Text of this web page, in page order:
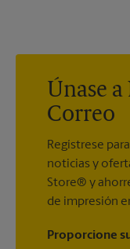
Experts®
pueden
intacta a destino.
Únase
Correo
Regístrese
noticias y
Store® y
de impresión
Proporcione